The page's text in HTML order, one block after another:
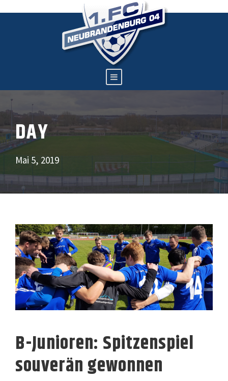
DAY
Mai 5, 2019
B-Junioren: Spitzenspiel
souverän gewonnen